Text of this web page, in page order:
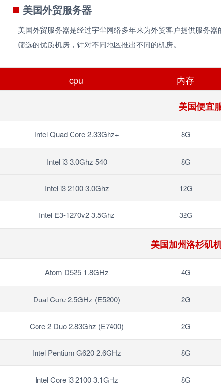
美国外贸服务器
美国外贸服务器是经过宇尘网络多年来为外贸客户提供服务器
筛选的优质机房，针对不同地区推出不同的机房。
cpu 内存
美国便宜
Intel Quad Core 2.33Ghz+ 8G
Intel i3 3.0Ghz 540 8G
Intel i3 2100 3.0Ghz 12G
Intel E3-1270v2 3.5Ghz 32G
美国加州洛杉矶
Atom D525 1.8GHz 4G
Dual Core 2.5GHz (E5200) 2G
Core 2 Duo 2.83Ghz (E7400) 2G
Intel Pentium G620 2.6GHz 8G
Intel Core i3 2100 3.1GHz 8G